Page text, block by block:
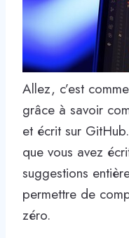
Allez, c’est
grâce à savoir
et écrit sur
que vous avez
suggestions
permettre de
zéro.